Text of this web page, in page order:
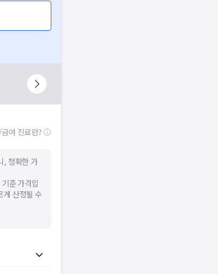
여 진료란?
, 정확한 가
준 가격입
게 산정될 수